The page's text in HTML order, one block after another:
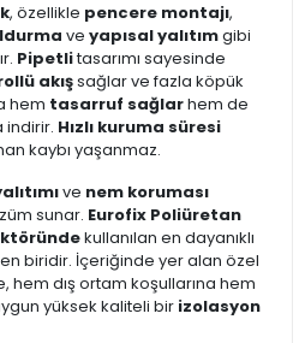
, özellikle pencere montajı,
ve yapısal yalıtımgibi
Pipetlitasarımı sayesinde
akışsağlar ve fazla köpük
hem tasarruf sağlarhem de
indirir. Hızlı kuruma süresi
kaybı yaşanmaz.
ve nem koruması
sunar. Eurofix Poliüretan
kullanılan en dayanıklı
biridir. İçeriğinde yer alan özel
hem dış ortam koşullarına hem
yüksek kaliteli bir izolasyon